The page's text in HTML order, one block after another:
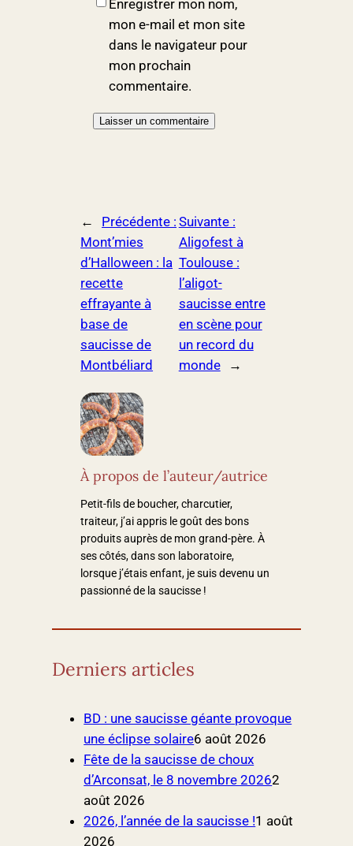
Enregistrer mon nom,
mon e-mail et mon site
dans le navigateur pour
mon prochain
commentaire.
←
Précédente :
Mont’mies
d’Halloween : la
recette
effrayante à
base de
saucisse de
Montbéliard
Suivante :
Aligofest à
Toulouse :
l’aligot-
saucisse entre
en scène pour
un record du
monde
→
À propos de l’auteur/autrice
Petit-fils de boucher, charcutier,
traiteur, j’ai appris le goût des bons
produits auprès de mon grand-père. À
ses côtés, dans son laboratoire,
lorsque j’étais enfant, je suis devenu un
passionné de la saucisse !
Derniers articles
BD : une saucisse géante provoque
une éclipse solaire6 août 2026
Fête de la saucisse de choux
d’Arconsat, le 8 novembre 20262
août 2026
2026, l’année de la saucisse !1 août
2026